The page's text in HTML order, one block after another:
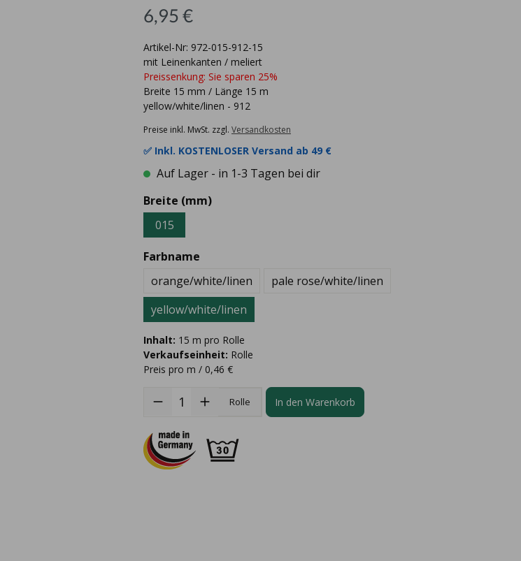
6,95 €
Artikel-Nr: 972-015-912-15
mit Leinenkanten / meliert
Preissenkung: Sie sparen 25%
Breite 15 mm / Länge 15 m
yellow/white/linen - 912
Preise inkl. MwSt. zzgl. Versandkosten
✅ Inkl. KOSTENLOSER Versand ab 49 €
Auf Lager - in 1-3 Tagen bei dir
Breite (mm)
015
Farbname
orange/white/linen
pale rose/white/linen
yellow/white/linen
Inhalt: 15 m pro Rolle
Verkaufseinheit: Rolle
Preis pro m / 0,46 €
Rolle In den Warenkorb